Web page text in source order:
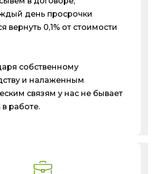
день просрочки
вернуть 0,1% от стоимости
собственному
и налаженным
связям у нас не бывает
в работе.